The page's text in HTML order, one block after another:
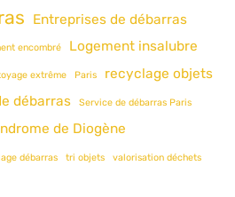
Entreprises de débarras
encombré
Logement insalubre
extrême Paris recyclage objets
débarras Service de débarras Paris
de Diogène
débarras tri objets valorisation déchets